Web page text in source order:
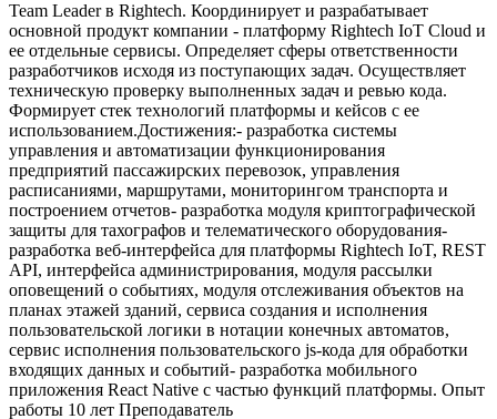
Team Leader в Rightech. Координирует и разрабатывает
основной продукт компании - платформу Rightech IoT Cloud и
ее отдельные сервисы. Определяет сферы ответственности
разработчиков исходя из поступающих задач. Осуществляет
техническую проверку выполненных задач и ревью кода.
Формирует стек технологий платформы и кейсов с ее
использованием.Достижения:- разработка системы
управления и автоматизации функционирования
предприятий пассажирских перевозок, управления
расписаниями, маршрутами, мониторингом транспорта и
построением отчетов- разработка модуля криптографической
защиты для тахографов и телематического оборудования-
разработка веб-интерфейса для платформы Rightech IoT, REST
API, интерфейса администрирования, модуля рассылки
оповещений о событиях, модуля отслеживания объектов на
планах этажей зданий, сервиса создания и исполнения
пользовательской логики в нотации конечных автоматов,
сервис исполнения пользовательского js-кода для обработки
входящих данных и событий- разработка мобильного
приложения React Native с частью функций платформы. Опыт
работы 10 лет Преподаватель